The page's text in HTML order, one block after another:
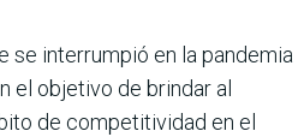
se interrumpió en la pan­demia
el objetivo de brindar al
de competitividad en el